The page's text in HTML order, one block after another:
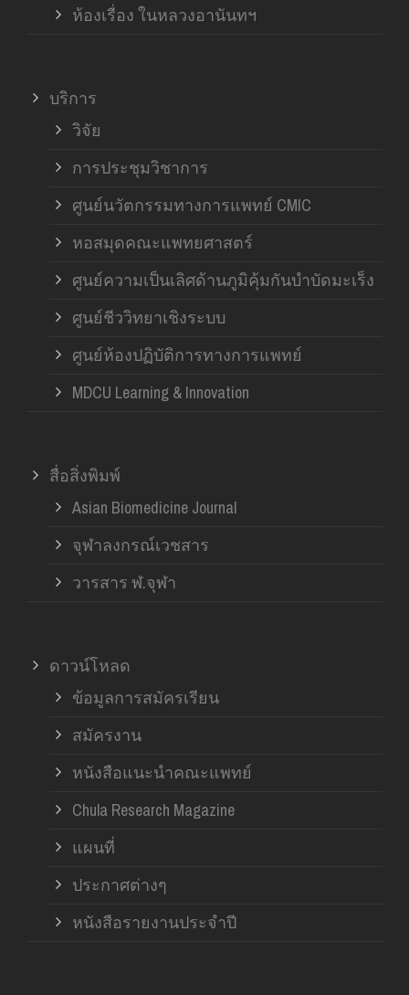
ห้องเรื่อง ในหลวงอานันทฯ
บริการ
วิจัย
การประชุมวิชาการ
ศูนย์นวัตกรรมทางการแพทย์ CMIC
หอสมุดคณะแพทยศาสตร์
ศูนย์ความเป็นเลิศด้านภูมิคุ้มกันบำบัดมะเร็ง
ศูนย์ชีววิทยาเชิงระบบ
ศูนย์ห้องปฏิบัติการทางการแพทย์
MDCU Learning & Innovation
สื่อสิ่งพิมพ์
Asian Biomedicine Journal
จุฬาลงกรณ์เวชสาร
วารสาร ฬ.จุฬา
ดาวน์โหลด
ข้อมูลการสมัครเรียน
สมัครงาน
หนังสือแนะนำคณะแพทย์
Chula Research Magazine
แผนที่
ประกาศต่างๆ
หนังสือรายงานประจำปี